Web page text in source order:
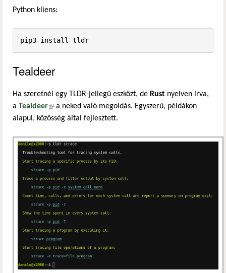
Python kliens:
pip3 install tldr
Tealdeer
Ha szeretnél egy TLDR-jellegű eszközt, de Rust nyelven írva,
a Tealdeer(külső hivatkozás)
a neked való megoldás. Egyszerű, példákon
alapul, közösség által fejlesztett.